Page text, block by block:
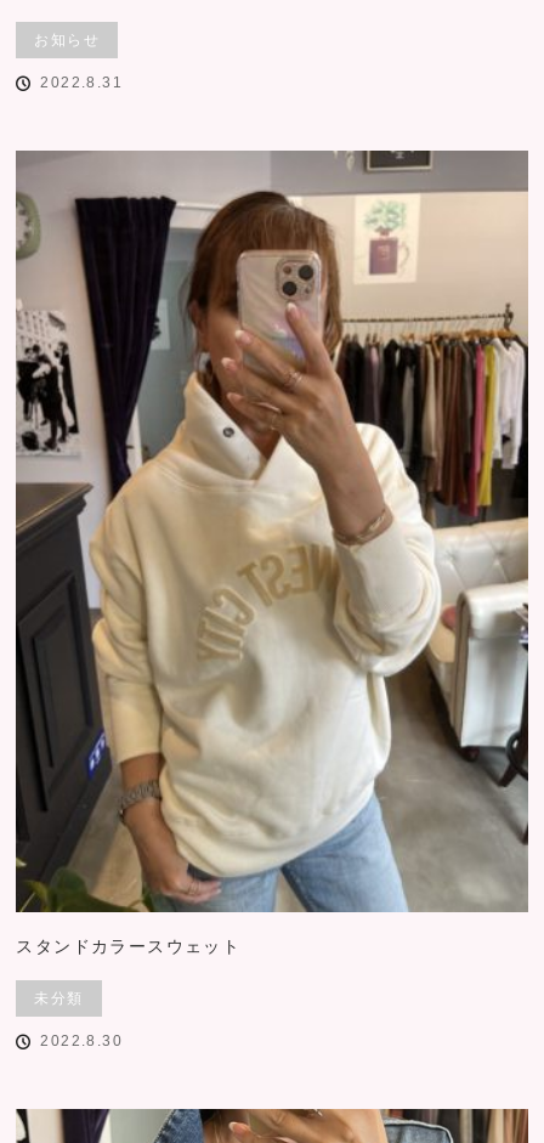
お知らせ
2022.8.31
スタンドカラースウェット
未分類
2022.8.30